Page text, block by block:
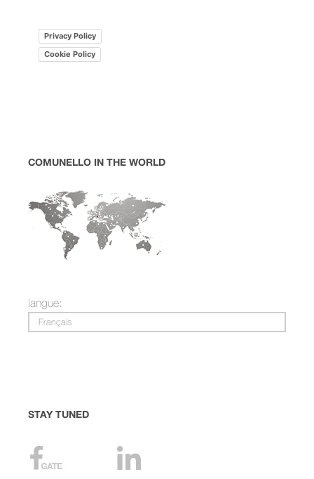
Privacy Policy
Cookie Policy
COMUNELLO IN THE WORLD
langue:
Français
STAY TUNED